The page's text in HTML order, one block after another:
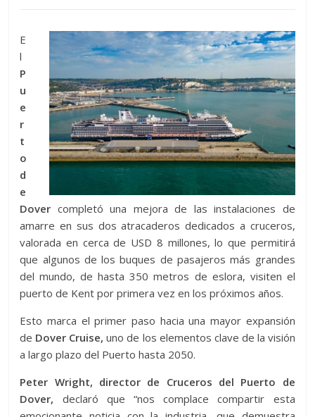
E
l
P
u
e
r
t
o
d
e
Dover completó una mejora de las instalaciones de
amarre en sus dos atracaderos dedicados a cruceros,
valorada en cerca de USD 8 millones, lo que permitirá
que algunos de los buques de pasajeros más grandes
del mundo, de hasta 350 metros de eslora, visiten el
puerto de Kent por primera vez en los próximos años.
Esto marca el primer paso hacia una mayor expansión
de Dover Cruise, uno de los elementos clave de la visión
a largo plazo del Puerto hasta 2050.
Peter Wright, director de Cruceros del Puerto de
Dover, declaró que “nos complace compartir esta